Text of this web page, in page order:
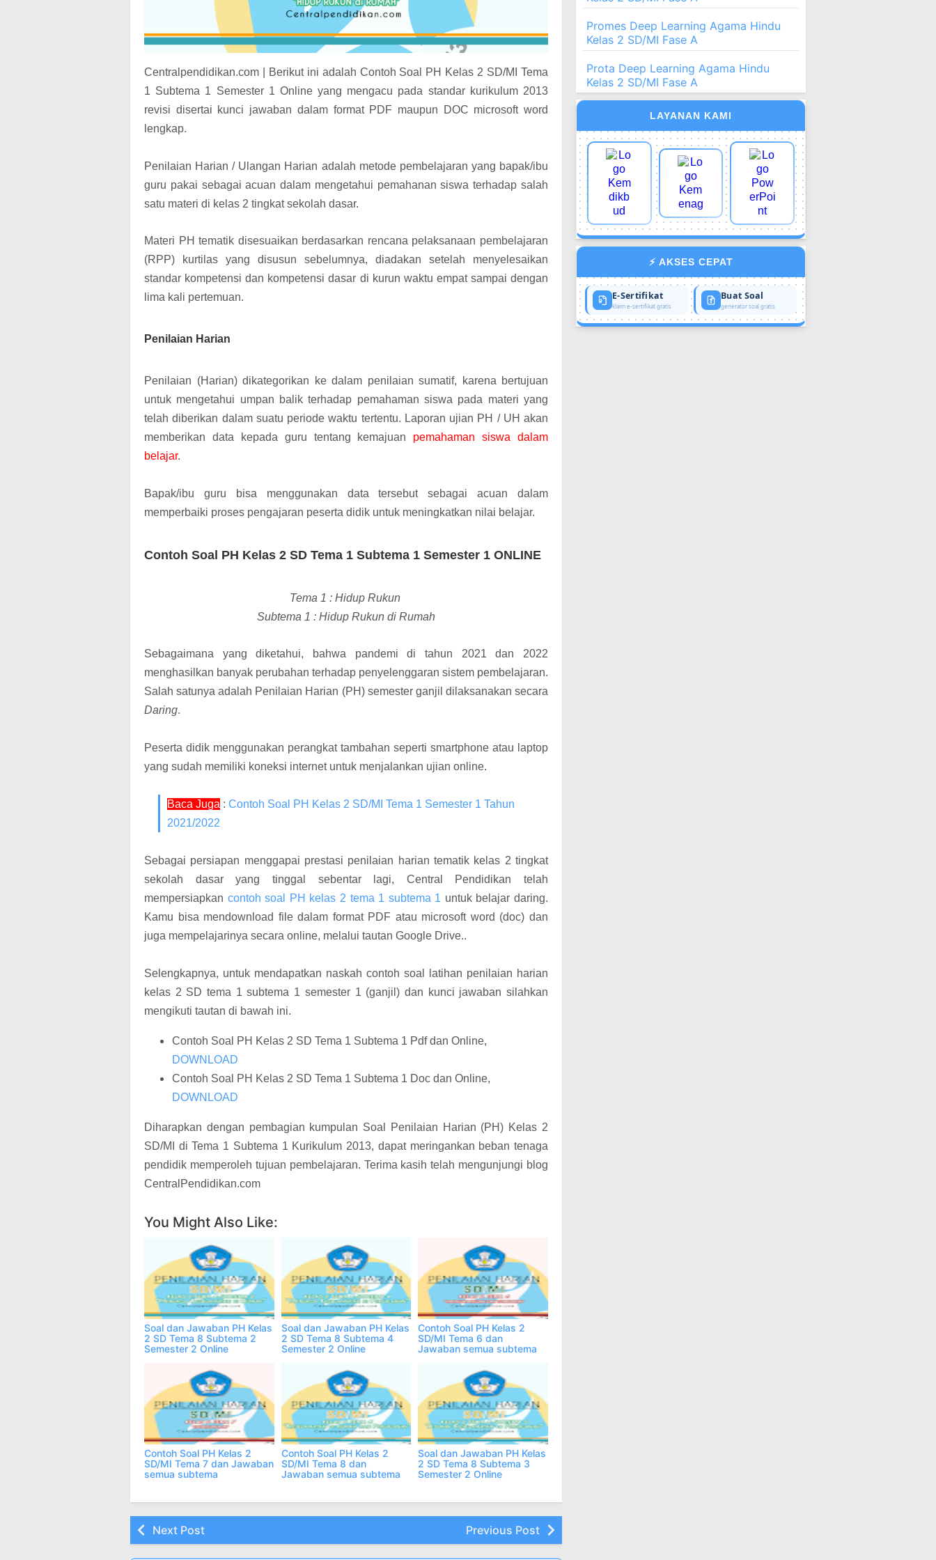
Centralpendidikan.com | Berikut ini adalah Contoh Soal PH Kelas 2 SD/MI Tema
1 Subtema 1 Semester 1 Online yang mengacu pada standar kurikulum 2013
revisi disertai kunci jawaban dalam format PDF maupun DOC microsoft word
lengkap.
Penilaian Harian / Ulangan Harian adalah metode pembelajaran yang bapak/ibu
guru pakai sebagai acuan dalam mengetahui pemahanan siswa terhadap salah
satu materi di kelas 2 tingkat sekolah dasar.
Materi PH tematik disesuaikan berdasarkan rencana pelaksanaan pembelajaran
(RPP) kurtilas yang disusun sebelumnya, diadakan setelah menyelesaikan
standar kompetensi dan kompetensi dasar di kurun waktu empat sampai dengan
lima kali pertemuan.
Penilaian Harian
Penilaian (Harian) dikategorikan ke dalam penilaian sumatif, karena bertujuan
untuk mengetahui umpan balik terhadap pemahaman siswa pada materi yang
telah diberikan dalam suatu periode waktu tertentu. Laporan ujian PH / UH akan
memberikan data kepada guru tentang kemajuan pemahaman siswa dalam
belajar.
Bapak/ibu guru bisa menggunakan data tersebut sebagai acuan dalam
memperbaiki proses pengajaran peserta didik untuk meningkatkan nilai belajar.
Contoh Soal PH Kelas 2 SD Tema 1 Subtema 1 Semester 1 ONLINE
Tema 1 : Hidup Rukun
Subtema 1 : Hidup Rukun di Rumah
Sebagaimana yang diketahui, bahwa pandemi di tahun 2021 dan 2022
menghasilkan banyak perubahan terhadap penyelenggaran sistem pembelajaran.
Salah satunya adalah Penilaian Harian (PH) semester ganjil dilaksanakan secara
Daring.
Peserta didik menggunakan perangkat tambahan seperti smartphone atau laptop
yang sudah memiliki koneksi internet untuk menjalankan ujian online.
Baca Juga : Contoh Soal PH Kelas 2 SD/MI Tema 1 Semester 1 Tahun
2021/2022
Sebagai persiapan menggapai prestasi penilaian harian tematik kelas 2 tingkat
sekolah dasar yang tinggal sebentar lagi, Central Pendidikan telah
mempersiapkan contoh soal PH kelas 2 tema 1 subtema 1 untuk belajar daring.
Kamu bisa mendownload file dalam format PDF atau microsoft word (doc) dan
juga mempelajarinya secara online, melalui tautan Google Drive..
Selengkapnya, untuk mendapatkan naskah contoh soal latihan penilaian harian
kelas 2 SD tema 1 subtema 1 semester 1 (ganjil) dan kunci jawaban silahkan
mengikuti tautan di bawah ini.
Contoh Soal PH Kelas 2 SD Tema 1 Subtema 1 Pdf dan Online,
DOWNLOAD
Contoh Soal PH Kelas 2 SD Tema 1 Subtema 1 Doc dan Online,
DOWNLOAD
Diharapkan dengan pembagian kumpulan Soal Penilaian Harian (PH) Kelas 2
SD/MI di Tema 1 Subtema 1 Kurikulum 2013, dapat meringankan beban tenaga
pendidik memperoleh tujuan pembelajaran. Terima kasih telah mengunjungi blog
CentralPendidikan.com
You Might Also Like:
Soal dan Jawaban PH Kelas
2 SD Tema 8 Subtema 2
Semester 2 Online
Soal dan Jawaban PH Kelas
2 SD Tema 8 Subtema 4
Semester 2 Online
Contoh Soal PH Kelas 2
SD/MI Tema 6 dan
Jawaban semua subtema
Contoh Soal PH Kelas 2
SD/MI Tema 7 dan Jawaban
semua subtema
Contoh Soal PH Kelas 2
SD/MI Tema 8 dan
Jawaban semua subtema
Soal dan Jawaban PH Kelas
2 SD Tema 8 Subtema 3
Semester 2 Online
Next Post Previous Post
Promes Deep Learning Agama Hindu
Kelas 2 SD/MI Fase A
Prota Deep Learning Agama Hindu
Kelas 2 SD/MI Fase A
LAYANAN KAMI
⚡ AKSES CEPAT
E-Sertifikat
klaim e-sertifikat gratis
Buat Soal
generator soal gratis